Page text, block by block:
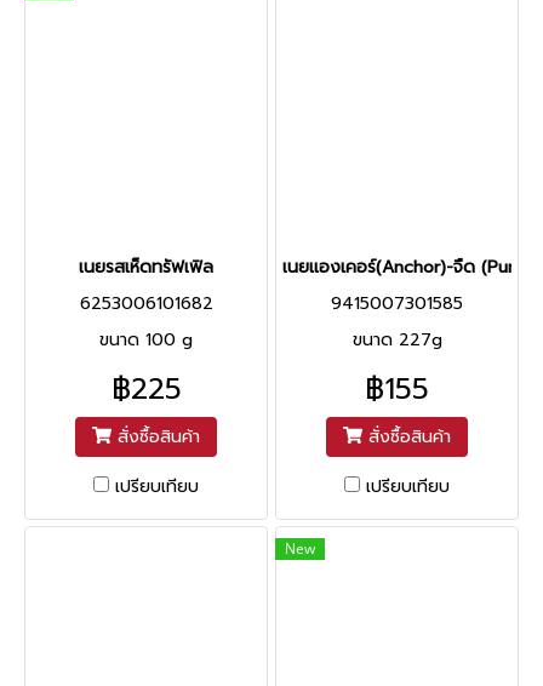
เนยรสเห็ดทรัฟเฟิล
6253006101682
ขนาด 100 g
฿225
สั่งซื้อสินค้า
เปรียบเทียบ
เนยแองเคอร์(Anchor)-จืด (Pure
9415007301585
ขนาด 227g
฿155
สั่งซื้อสินค้า
เปรียบเทียบ
New